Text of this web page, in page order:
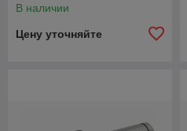
В наличии
Цену уточняйте